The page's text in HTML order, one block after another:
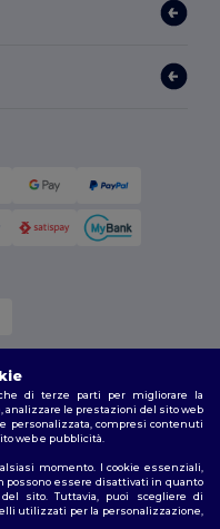
di terze parti per migliorare la
le prestazioni del sito web
personalizzata, compresi contenuti
web e pubblicità.
momento. I cookie essenziali,
possono essere disattivati in quanto
sito. Tuttavia, puoi scegliere di
utilizzati per la personalizzazione,